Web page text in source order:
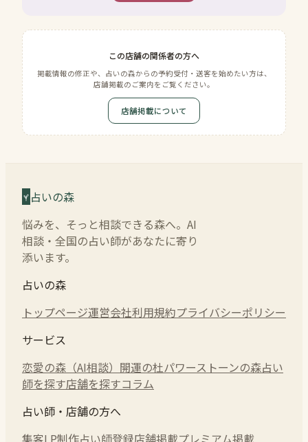
この店舗の関係者の方へ
掲載情報の修正や、占いの森からの予約受付・送客を始めたい方は、
店舗掲載のご案内をご覧ください。
店舗掲載について
占いの森
悩みを、そっと相談できる森へ。AI
相談・全国の占い師があなたに寄り
添います。
占いの森
トップページ運営会社利用規約プライバシーポリシー
サービス
恋愛の森（AI相談） 開運の杜パワーストーンの森占い
師を探す店舗を探すコラム
占い師・店舗の方へ
集客LP制作占い師登録店舗掲載プレミアム掲載